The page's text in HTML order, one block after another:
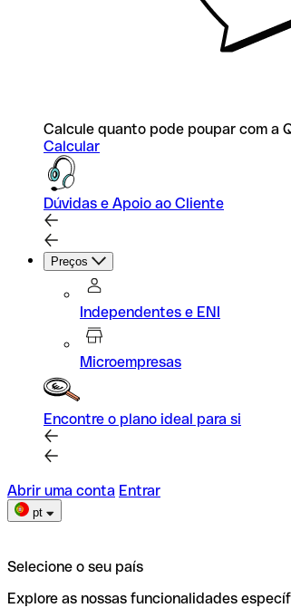
Calcule quanto pode poupar com a
Calcular
Dúvidas e Apoio ao Cliente
Preços
Independentes e ENI
Microempresas
Encontre o plano ideal para si
Abrir uma conta Entrar
pt
Selecione o seu país
Explore as nossas funcionalidades